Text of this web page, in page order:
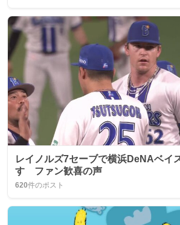
レイノルズ7セーブで横浜DeNAベイ
す ファン歓喜の声
620件のポスト